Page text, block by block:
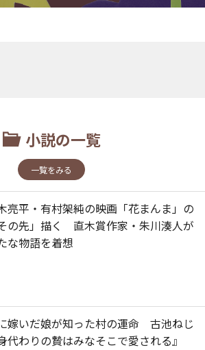
小説の一覧
一覧をみる
亮平・有村架純の映画「花まんま」の
その先」描く 直木賞作家・朱川湊人が
な物語を着想
嫁いだ娘が知った村の運命 古池ねじ
代わりの贄はみなそこで愛される』